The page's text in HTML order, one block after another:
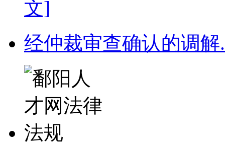
文]
经仲裁审查确认的调解